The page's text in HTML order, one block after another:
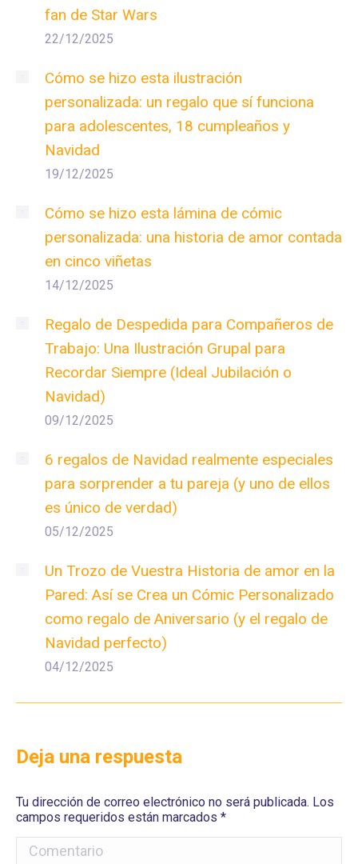
fan de Star Wars
22/12/2025
Cómo se hizo esta ilustración
personalizada: un regalo que sí funciona
para adolescentes, 18 cumpleaños y
Navidad
19/12/2025
Cómo se hizo esta lámina de cómic
personalizada: una historia de amor contada
en cinco viñetas
14/12/2025
Regalo de Despedida para Compañeros de
Trabajo: Una Ilustración Grupal para
Recordar Siempre (Ideal Jubilación o
Navidad)
09/12/2025
6 regalos de Navidad realmente especiales
para sorprender a tu pareja (y uno de ellos
es único de verdad)
05/12/2025
Un Trozo de Vuestra Historia de amor en la
Pared: Así se Crea un Cómic Personalizado
como regalo de Aniversario (y el regalo de
Navidad perfecto)
04/12/2025
Deja una respuesta
Tu dirección de correo electrónico no será publicada. Los
campos requeridos están marcados *
Comentario